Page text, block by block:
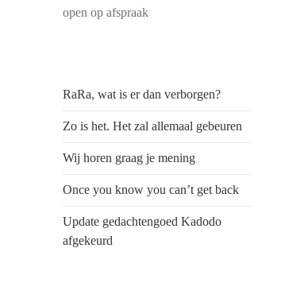
open op afspraak
RaRa, wat is er dan verborgen?
Zo is het. Het zal allemaal gebeuren
Wij horen graag je mening
Once you know you can’t get back
Update gedachtengoed Kadodo
afgekeurd